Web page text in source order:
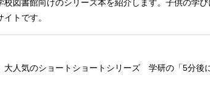
図書館向けのシリーズ本を紹介します。子供の学
トです。
人気のショートショートシリーズ 学研の「5分後